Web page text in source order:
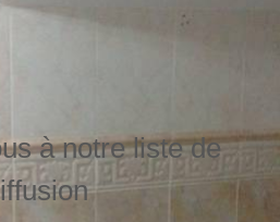
à notre liste de